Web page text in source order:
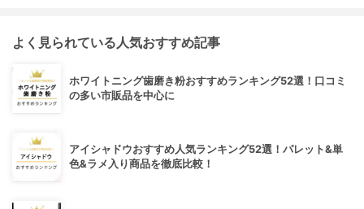
よく見られている人気おすすめ記事
ホワイトニング歯磨き粉おすすめランキング52選！口コミ
の多い市販品を中心に
アイシャドウおすすめ人気ランキング52選！パレット&単
色&ラメ入り商品を徹底比較！